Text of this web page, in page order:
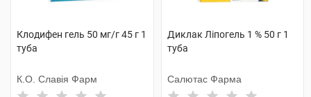
Клодифен гель 50 мг/г 45 г 1
туба
К.О. Славія Фарм
Диклак Ліпогель 1 % 50 г 1
туба
Салютас Фарма